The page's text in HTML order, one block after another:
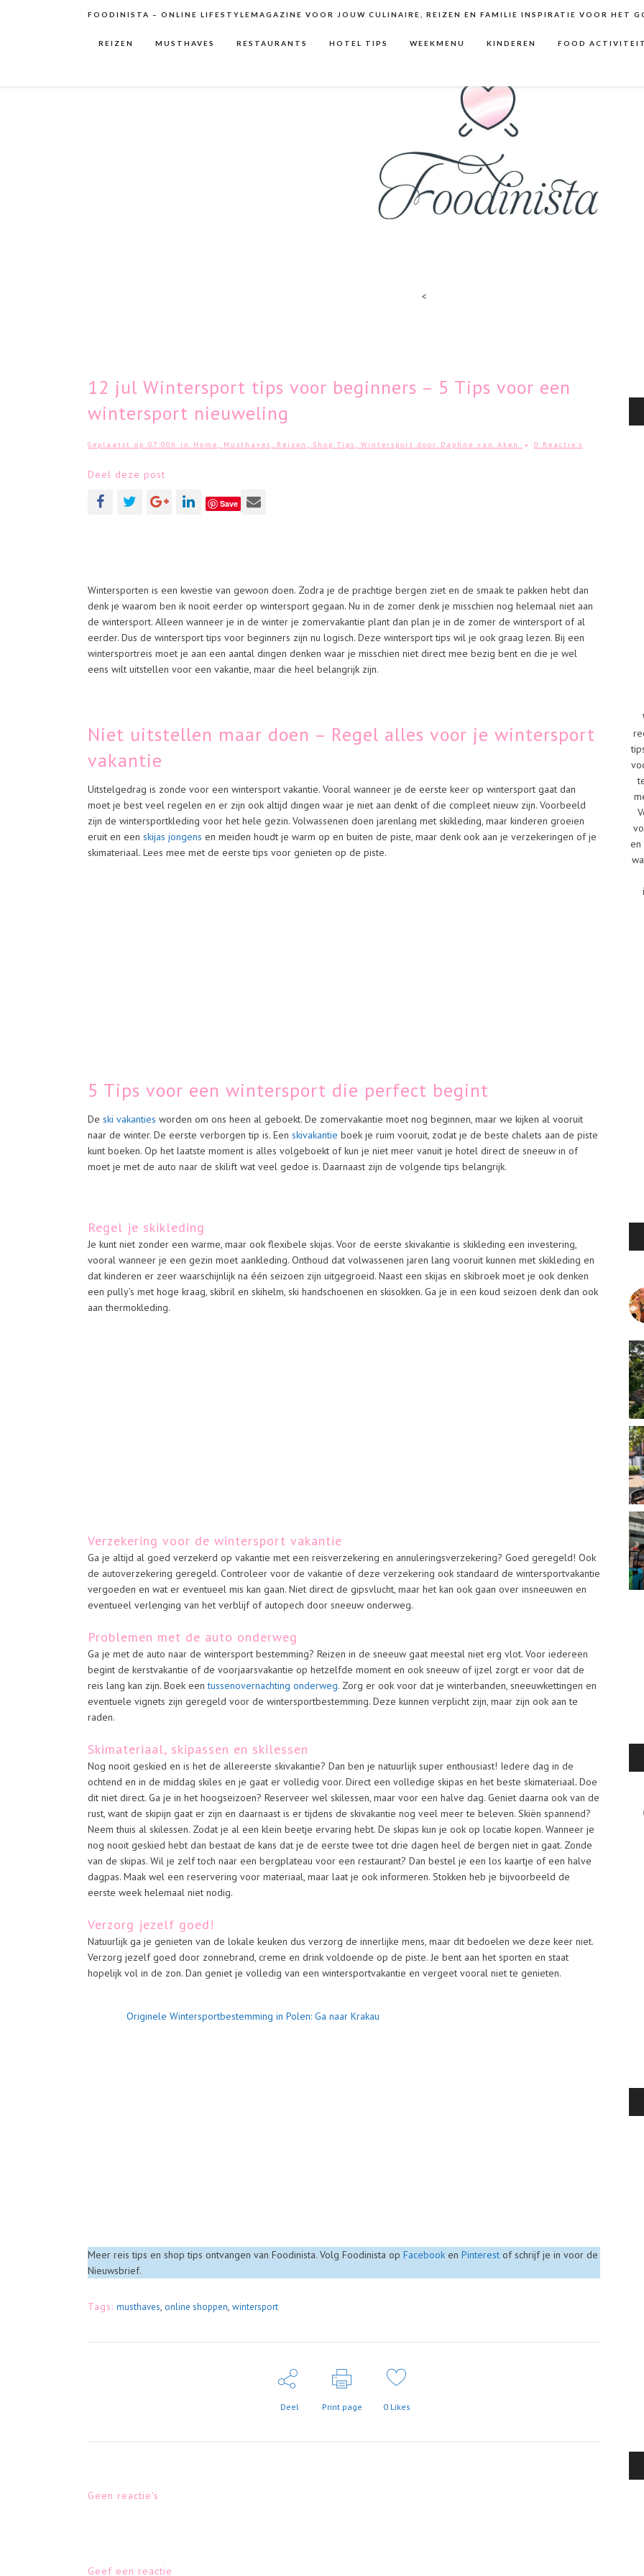
FOODINISTA – ONLINE LIFESTYLEMAGAZINE VOOR JOUW CULINAIRE, REIZEN EN FAMILIE INSPIRATIE VOOR HET
REIZEN MUSTHAVES RESTAURANTS HOTEL TIPS WEEKMENU KINDEREN FOOD
<
12 jul Wintersport tips voor beginners – 5 Tips voor een
wintersport nieuweling
Geplaatst op 07:00h in Home , Musthaves , Reizen , Shop Tips , Wintersport door Daphne van Aken 0 Reactie's
Deel deze post
Save
Wintersporten is een kwestie van gewoon doen. Zodra je de prachtige bergen ziet en de smaak te pakken hebt dan
denk je waarom ben ik nooit eerder op wintersport gegaan. Nu in de zomer denk je misschien nog helemaal niet aan
de wintersport. Alleen wanneer je in de winter je zomervakantie plant dan plan je in de zomer de wintersport of al
eerder. Dus de wintersport tips voor beginners zijn nu logisch. Deze wintersport tips wil je ook graag lezen. Bij een
wintersportreis moet je aan een aantal dingen denken waar je misschien niet direct mee bezig bent en die je wel
eens wilt uitstellen voor een vakantie, maar die heel belangrijk zijn.
Niet uitstellen maar doen – Regel alles voor je wintersport
vakantie
Uitstelgedrag is zonde voor een wintersport vakantie. Vooral wanneer je de eerste keer op wintersport gaat dan
moet je best veel regelen en er zijn ook altijd dingen waar je niet aan denkt of die compleet nieuw zijn. Voorbeeld
zijn de wintersportkleding voor het hele gezin. Volwassenen doen jarenlang met skikleding, maar kinderen groeien
eruit en een skijas jongens en meiden houdt je warm op en buiten de piste, maar denk ook aan je verzekeringen of je
skimateriaal. Lees mee met de eerste tips voor genieten op de piste.
5 Tips voor een wintersport die perfect begint
De ski vakanties worden om ons heen al geboekt. De zomervakantie moet nog beginnen, maar we kijken al vooruit
naar de winter. De eerste verborgen tip is. Een skivakantie boek je ruim vooruit, zodat je de beste chalets aan de piste
kunt boeken. Op het laatste moment is alles volgeboekt of kun je niet meer vanuit je hotel direct de sneeuw in of
moet je met de auto naar de skilift wat veel gedoe is. Daarnaast zijn de volgende tips belangrijk.
Regel je skikleding
Je kunt niet zonder een warme, maar ook flexibele skijas. Voor de eerste skivakantie is skikleding een investering,
vooral wanneer je een gezin moet aankleding. Onthoud dat volwassenen jaren lang vooruit kunnen met skikleding en
dat kinderen er zeer waarschijnlijk na één seizoen zijn uitgegroeid. Naast een skijas en skibroek moet je ook denken
een pully’s met hoge kraag, skibril en skihelm, ski handschoenen en skisokken. Ga je in een koud seizoen denk dan ook
aan thermokleding.
Verzekering voor de wintersport vakantie
Ga je altijd al goed verzekerd op vakantie met een reisverzekering en annuleringsverzekering? Goed geregeld! Ook
de autoverzekering geregeld. Controleer voor de vakantie of deze verzekering ook standaard de wintersportvakantie
vergoeden en wat er eventueel mis kan gaan. Niet direct de gipsvlucht, maar het kan ook gaan over insneeuwen en
eventueel verlenging van het verblijf of autopech door sneeuw onderweg.
Problemen met de auto onderweg
Ga je met de auto naar de wintersport bestemming? Reizen in de sneeuw gaat meestal niet erg vlot. Voor iedereen
begint de kerstvakantie of de voorjaarsvakantie op hetzelfde moment en ook sneeuw of ijzel zorgt er voor dat de
reis lang kan zijn. Boek eentussenovernachting onderweg. Zorg er ook voor dat je winterbanden, sneeuwkettingen en
eventuele vignets zijn geregeld voor de wintersportbestemming. Deze kunnen verplicht zijn, maar zijn ook aan te
raden.
Skimateriaal, skipassen en skilessen
Nog nooit geskied en is het de allereerste skivakantie? Dan ben je natuurlijk super enthousiast! Iedere dag in de
ochtend en in de middag skiles en je gaat er volledig voor. Direct een volledige skipas en het beste skimateriaal. Doe
dit niet direct. Ga je in het hoogseizoen? Reserveer wel skilessen, maar voor een halve dag. Geniet daarna ook van de
rust, want de skipijn gaat er zijn en daarnaast is er tijdens de skivakantie nog veel meer te beleven. Skiën spannend?
Neem thuis al skilessen. Zodat je al een klein beetje ervaring hebt. De skipas kun je ook op locatie kopen. Wanneer je
nog nooit geskied hebt dan bestaat de kans dat je de eerste twee tot drie dagen heel de bergen niet in gaat. Zonde
van de skipas. Wil je zelf toch naar een bergplateau voor een restaurant? Dan bestel je een los kaartje of een halve
dagpas. Maak wel een reservering voor materiaal, maar laat je ook informeren. Stokken heb je bijvoorbeeld de
eerste week helemaal niet nodig.
Verzorg jezelf goed!
Natuurlijk ga je genieten van de lokale keuken dus verzorg de innerlijke mens, maar dit bedoelen we deze keer niet.
Verzorg jezelf goed door zonnebrand, creme en drink voldoende op de piste. Je bent aan het sporten en staat
hopelijk vol in de zon. Dan geniet je volledig van een wintersportvakantie en vergeet vooral niet te genieten.
Originele Wintersportbestemming in Polen: Ga naar Krakau
Meer reis tips en shop tips ontvangen van Foodinista. Volg Foodinista op Facebook en Pinterest of schrijf je in voor de
Nieuwsbrief.
Tags: musthaves, online shoppen, wintersport
Deel Print page 0Likes
Geen reactie's
Geef een reactie
en